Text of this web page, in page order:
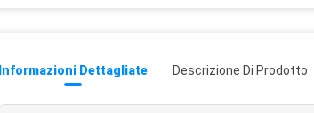
Informazioni Dettagliate Descrizione Di Prodotto